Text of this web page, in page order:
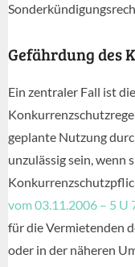
Gefährdung des
Ein zentraler Fall ist
geplante Nutzung
unzulässig sein, wenn
vom 03.11.2006 – 5 U
für die Vermietenden
oder in der näheren